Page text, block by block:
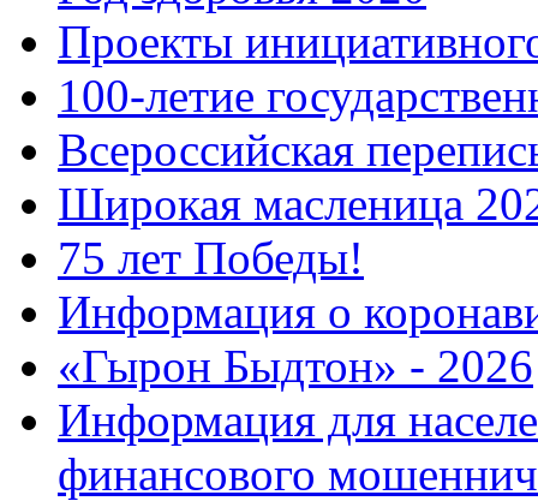
Проекты
100-летие
Всероссийская
Широкая масленица
75 лет Победы!
Информация о
«Гырон Быдтон» - 2026
Информация для
финансового